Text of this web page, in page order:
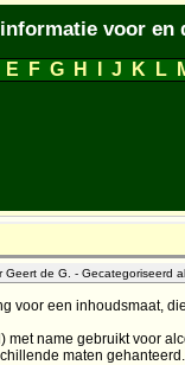
informatie voor en
E F G H J K L
de G. - Gecategoriseerd
voor een inhoudsmaat,
met name gebruikt voor
maten